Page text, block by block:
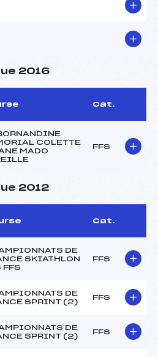
2016
Cat.
COLETTE
MADO
FFS
2012
Cat.
DE
SKIATHLON
FFS
FFS
DE
SPRINT (2)
FFS
DE
SPRINT (2)
FFS